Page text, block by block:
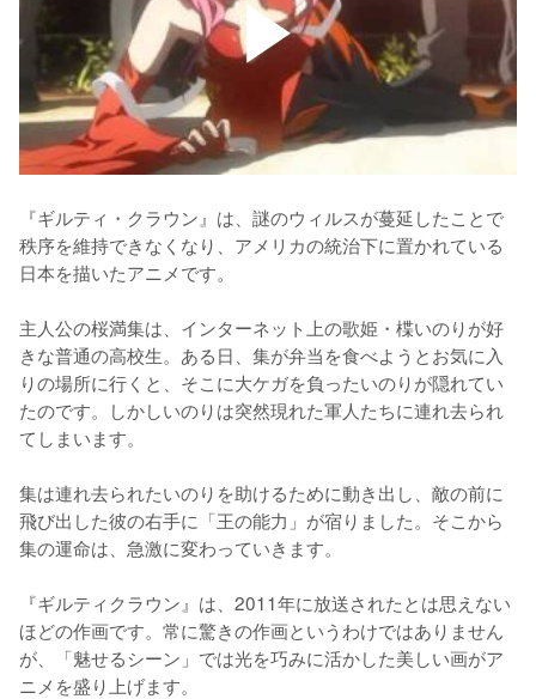
『ギルティ・クラウン』は、謎のウィルスが蔓延したことで
秩序を維持できなくなり、アメリカの統治下に置かれている
日本を描いたアニメです。
主人公の桜満集は、インターネット上の歌姫・楪いのりが好
きな普通の高校生。ある日、集が弁当を食べようとお気に入
りの場所に行くと、そこに大ケガを負ったいのりが隠れてい
たのです。しかしいのりは突然現れた軍人たちに連れ去られ
てしまいます。
集は連れ去られたいのりを助けるために動き出し、敵の前に
飛び出した彼の右手に「王の能力」が宿りました。そこから
集の運命は、急激に変わっていきます。
『ギルティクラウン』は、2011年に放送されたとは思えない
ほどの作画です。常に驚きの作画というわけではありません
が、「魅せるシーン」では光を巧みに活かした美しい画がア
ニメを盛り上げます。